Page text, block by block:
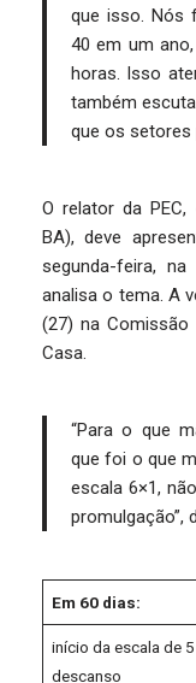
que isso. Nós
40 em um
horas. Isso
também
que os setores
O relator da PEC,
BA), deve
segunda-feira,
analisa o tema. A
(27) na
Casa.
“Para o que
que foi o que
escala 6×1,
promulgação”,
Em 60 dias:
início da escala de
descanso